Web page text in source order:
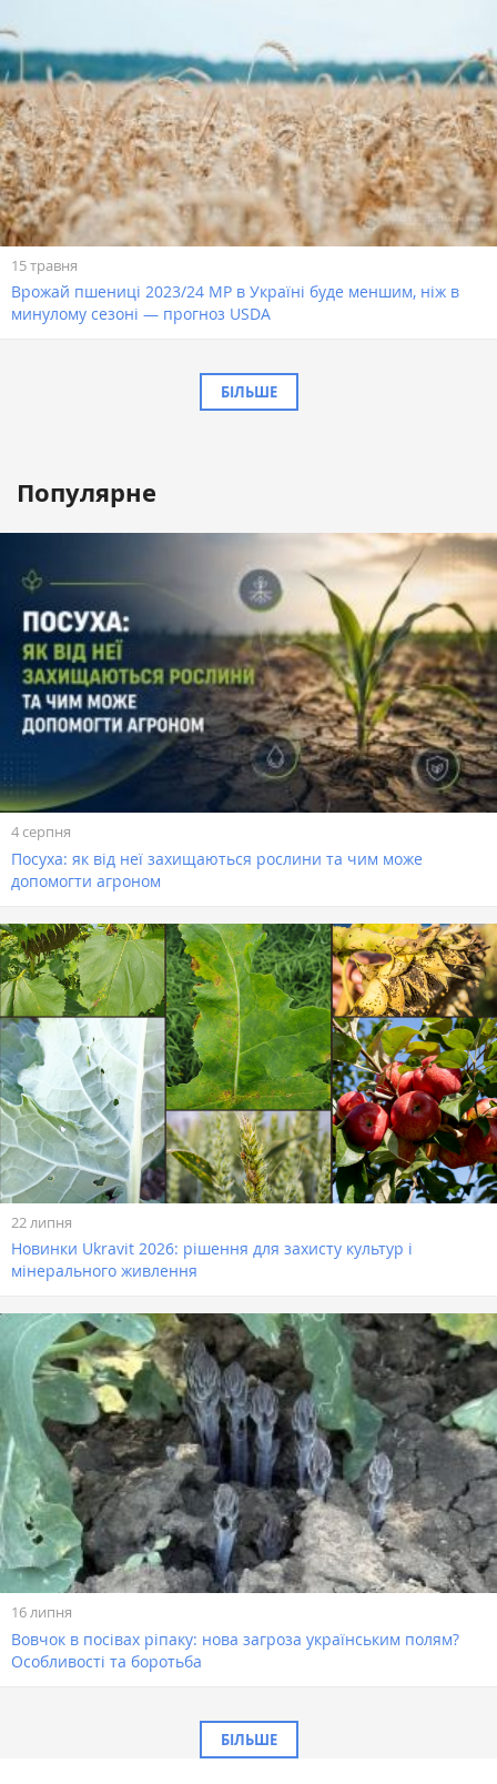
15 травня
Врожай пшениці 2023/24 МР в Україні буде меншим, ніж в
минулому сезоні — прогноз USDA
БІЛЬШЕ
Популярне
4 серпня
Посуха: як від неї захищаються рослини та чим може
допомогти агроном
22 липня
Новинки Ukravit 2026: рішення для захисту культур і
мінерального живлення
16 липня
Вовчок в посівах ріпаку: нова загроза українським полям?
Особливості та боротьба
БІЛЬШЕ